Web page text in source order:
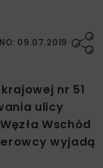
09.07.2019
nr 51
ulicy
Wschód
wyjadą